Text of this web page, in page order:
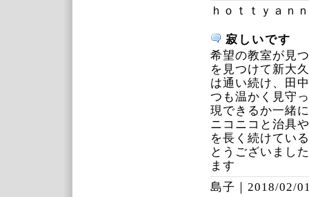
ｈｏｔｔｙａｎ
寂しいです
希望の教室が見
を見つけて新大
は通い続け、田
つも温かく見守
現できるか一緒
ニコニコと治具
を長く続けてい
とうございまし
ます
島子｜ 2018/02/